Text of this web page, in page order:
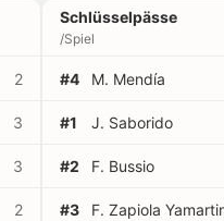
2
3
3
2
Schlüsselpässe
/Spiel
#4 M. Mendía
#1 J. Saborido
#2 F. Bussio
#3 F. Zapiola